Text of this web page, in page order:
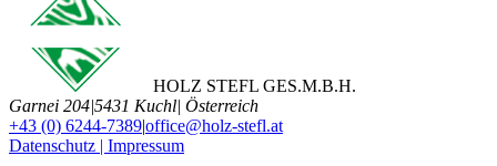
HOLZ STEFL GES.M.B.H.
Garnei 204|5431 Kuchl| Österreich
+43 (0) 6244-7389|office@holz-stefl.at
Datenschutz | Impressum